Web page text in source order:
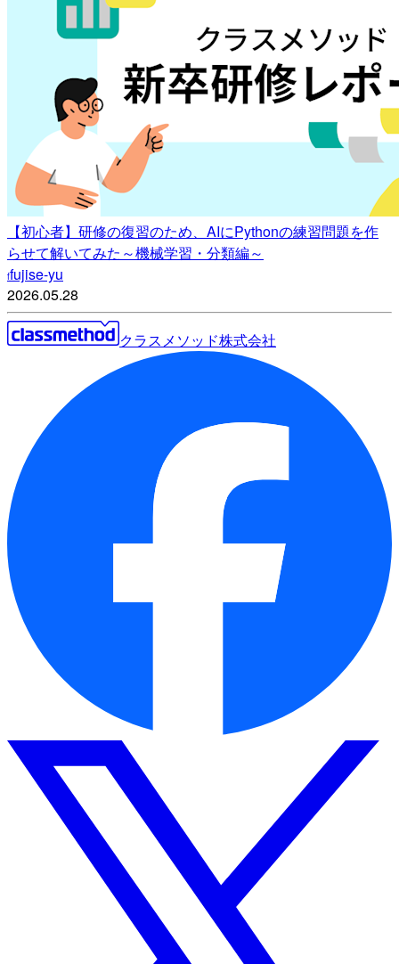
【初心者】研修の復習のため、AIにPythonの練習問題を作
らせて解いてみた～機械学習・分類編～
ffujise-yu
2026.05.28
クラスメソッド株式会社